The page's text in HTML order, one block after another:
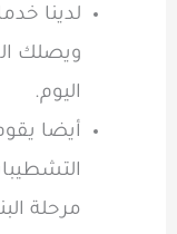
لدينا
ويصلك
اليوم.
أيضا
مرحلة